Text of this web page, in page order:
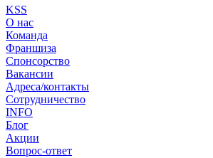
KSS
О нас
Команда
Франшиза
Спонсорство
Вакансии
Адреса/контакты
Сотрудничество
INFO
Блог
Акции
Вопрос-ответ